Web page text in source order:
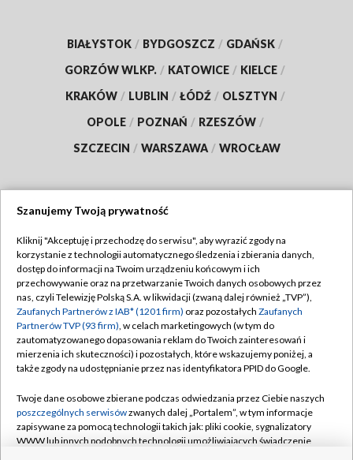
BIAŁYSTOK / BYDGOSZCZ / GDAŃSK /
GORZÓW WLKP. / KATOWICE / KIELCE /
KRAKÓW / LUBLIN / ŁÓDŹ / OLSZTYN /
OPOLE / POZNAŃ / RZESZÓW /
SZCZECIN / WARSZAWA / WROCŁAW
TVP
Abonament TVP
Emisja w TVP
Centrum informacji TVP
Naziemna Telewizja Cyfrowa
Rada Programowa
System NOS
Regulamin TVP
Polityka prywatności
Moje zgody
Pomoc
Kontakt
Szanujemy Twoją prywatność
Kliknij "Akceptuję i przechodzę do serwisu", aby wyrazić zgody na
korzystanie z technologii automatycznego śledzenia i zbierania danych,
dostęp do informacji na Twoim urządzeniu końcowym i ich
przechowywanie oraz na przetwarzanie Twoich danych osobowych przez
nas, czyli Telewizję Polską S.A. w likwidacji (zwaną dalej również „TVP”),
Zaufanych Partnerów z IAB* (1201 firm) oraz pozostałych Zaufanych
Partnerów TVP (93 firm), w celach marketingowych (w tym do
zautomatyzowanego dopasowania reklam do Twoich zainteresowań i
mierzenia ich skuteczności) i pozostałych, które wskazujemy poniżej, a
także zgody na udostępnianie przez nas identyfikatora PPID do Google.
Twoje dane osobowe zbierane podczas odwiedzania przez Ciebie naszych
poszczególnych serwisówzwanych dalej „Portalem”, w tym informacje
zapisywane za pomocą technologii takich jak: pliki cookie, sygnalizatory
WWW lub innych podobnych technologii umożliwiających świadczenie